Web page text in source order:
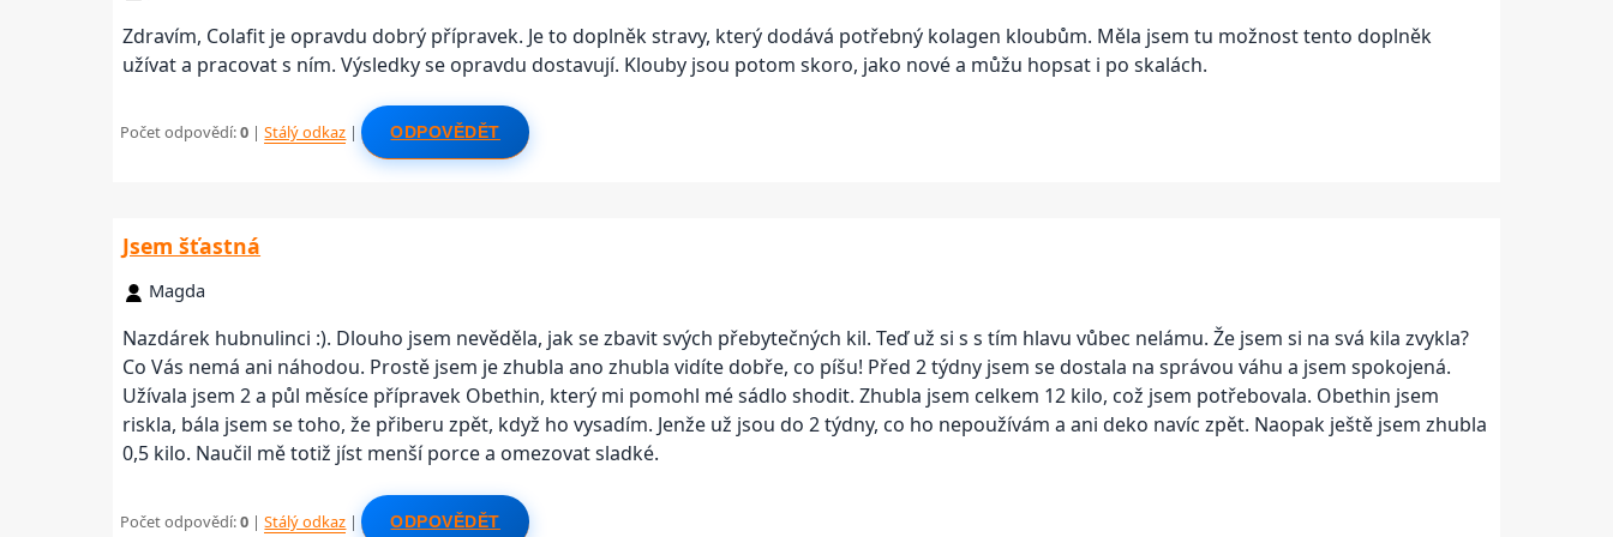
Zdravím, Colafit je opravdu dobrý přípravek. Je to doplněk stravy, který dodává potřebný kolagen kloubům. Měla jsem tu možnost tento doplněk
užívat a pracovat s ním. Výsledky se opravdu dostavují. Klouby jsou potom skoro, jako nové a můžu hopsat i po skalách.
Počet odpovědí:0 |Stálý odkaz | ODPOVĚDĚT
Jsem šťastná
Magda
Nazdárek hubnulinci :). Dlouho jsem nevěděla, jak se zbavit svých přebytečných kil. Teď už si s s tím hlavu vůbec nelámu. Že jsem si na svá kila zvykla?
Co Vás nemá ani náhodou. Prostě jsem je zhubla ano zhubla vidíte dobře, co píšu! Před 2 týdny jsem se dostala na správou váhu a jsem spokojená.
Užívala jsem 2 a půl měsíce přípravek Obethin, který mi pomohl mé sádlo shodit. Zhubla jsem celkem 12 kilo, což jsem potřebovala. Obethin jsem
riskla, bála jsem se toho, že přiberu zpět, když ho vysadím. Jenže už jsou do 2 týdny, co ho nepoužívám a ani deko navíc zpět. Naopak ještě jsem zhubla
0,5 kilo. Naučil mě totiž jíst menší porce a omezovat sladké.
Počet odpovědí:0 |Stálý odkaz | ODPOVĚDĚT